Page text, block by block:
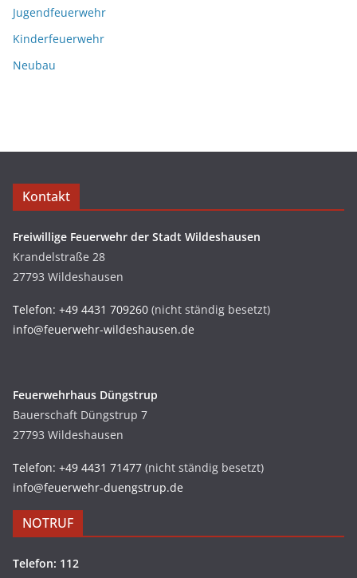
Jugendfeuerwehr
Kinderfeuerwehr
Neubau
Kontakt
Freiwillige Feuerwehr der Stadt Wildeshausen
Krandelstraße 28
27793 Wildeshausen
Telefon: +49 4431 709260 (nicht ständig besetzt)
info@feuerwehr-wildeshausen.de
Feuerwehrhaus Düngstrup
Bauerschaft Düngstrup 7
27793 Wildeshausen
Telefon: +49 4431 71477 (nicht ständig besetzt)
info@feuerwehr-duengstrup.de
NOTRUF
Telefon: 112